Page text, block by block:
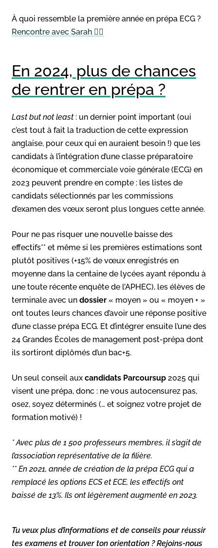
À quoi ressemble la première année en prépa ECG ?
Rencontre avec Sarah ✍🏼
En 2024, plus de chances
de rentrer en prépa ?
Last but not least: un dernier point important (oui
c’est tout à fait la traduction de cette expression
anglaise, pour ceux qui en auraient besoin !) que les
candidats à l’intégration d’une classe préparatoire
économique et commerciale voie générale (ECG) en
2023 peuvent prendre en compte : les listes de
candidats sélectionnés par les commissions
d’examen des vœux seront plus longues cette année.
Pour ne pas risquer une nouvelle baisse des
effectifs** et même si les premières estimations sont
plutôt positives (+15% de vœux enregistrés en
moyenne dans la centaine de lycées ayant répondu à
une toute récente enquête de l’APHEC), les élèves de
terminale avec un dossier « moyen » ou « moyen + »
ont toutes leurs chances d’avoir une réponse positive
d’une classe prépa ECG. Et d’intégrer ensuite l’une des
24 Grandes Écoles de management post-prépa dont
ils sortiront diplômés d’un bac+5.
Un seul conseil aux candidats Parcoursup 2025 qui
visent une prépa, donc : ne vous autocensurez pas,
osez, soyez déterminés (… et soignez votre projet de
formation motivé) !
* Avec plus de 1 500 professeurs membres, il s’agit de
l’association représentative de la filière.
** En 2021, année de création de la prépa ECG qui a
remplacé les options ECS et ECE, les effectifs ont
baissé de 13%. Ils ont légèrement augmenté en 2023.
Tu veux plus d’informations et de conseils pour réussir
tes examens et trouver ton orientation ? Rejoins-nous